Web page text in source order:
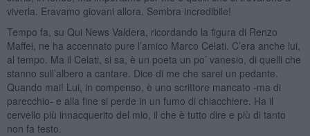
viverla. Eravamo giovani allora. Sembra incredibile!
Tempo fa, su Qui News Valdera, ricordando la figura di Renzo
Maffei, ne ha accennato pure l’amico Marco Celati. C’era anche lui,
al tempo. Ma il Celati, si sa, è un poeta un po’ vanesio, di quelli che
stanno sull’albero a cantare. Dice di me che sarei un pedante.
Quando mai! Lui, in compenso, è uno scrittore mancato -ma di
parecchio- e alla fine si perde in un fumo di chiacchiere. Ha il
cervello più innacquerito del mio, il che è tutto dire e più di tanto
non fa testo.